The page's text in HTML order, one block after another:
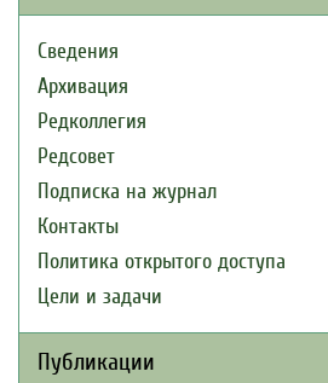
Сведения
Архивация
Редколлегия
Редсовет
Подписка на журнал
Контакты
Политика открытого доступа
Цели и задачи
Публикации